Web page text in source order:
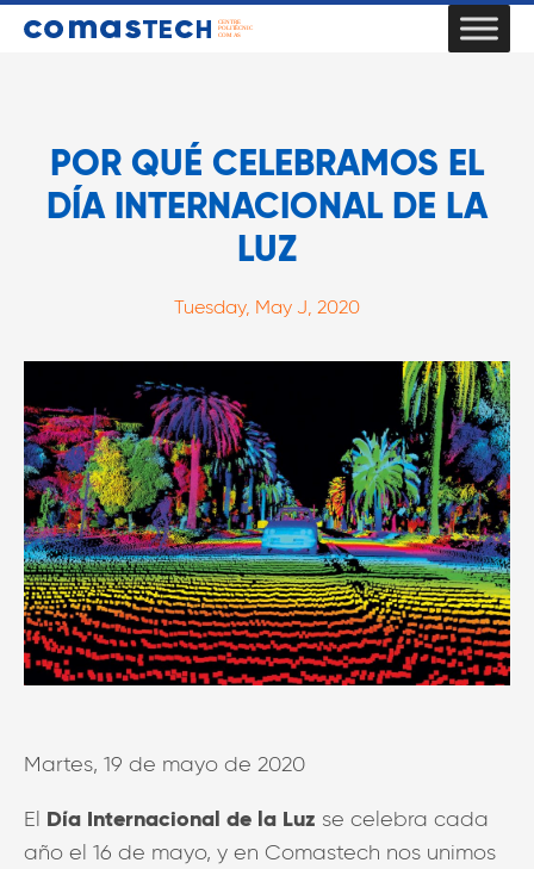
POR QUÉ CELEBRAMOS EL
DÍA INTERNACIONAL DE LA
LUZ
Tuesday, May J, 2020
Martes, 19 de mayo de 2020
El Día Internacional de la Luz se celebra cada
año el 16 de mayo, y en Comastech nos unimos